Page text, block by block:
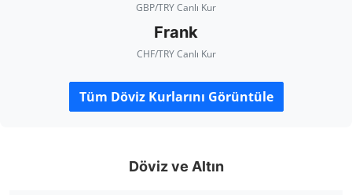
GBP/TRY Canlı Kur
Frank
CHF/TRY Canlı Kur
Tüm Döviz Kurlarını Görüntüle
Döviz ve Altın